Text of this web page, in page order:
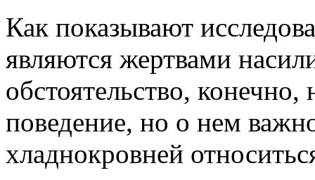
Как показывают
являются жертвами
обстоятельство,
поведение, но о нем
хладнокровней